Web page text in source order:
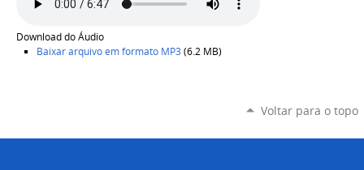
Download do Áudio
Baixar arquivo em formatoMP3 (6.2 MB)
Voltar para o topo